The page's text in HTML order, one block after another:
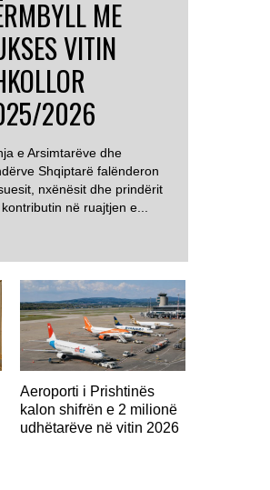
ME
VITIN
2026
e Arsimtarëve dhe
Shqiptarë falënderon
nxënësit dhe prindërit
në ruajtjen e...
Aeroporti i Prishtinës
kalon shifrën e 2 milionë
udhëtarëve në vitin 2026